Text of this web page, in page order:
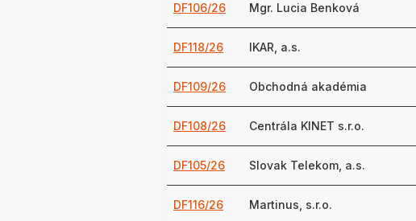
DF106/26 Mgr. Lucia Benková
DF118/26 IKAR, a.s.
DF109/26 Obchodná akadémia
DF108/26 Centrála KINET s.r.o.
DF105/26 Slovak Telekom, a.s.
DF116/26 Martinus, s.r.o.